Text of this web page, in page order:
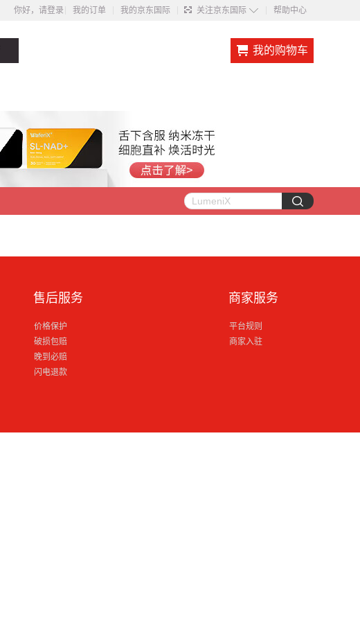
你好，请登录 我的订单 我的京东国际 关注京东国际 ◇ 帮助中心
我的购物车
售后服务
价格保护
破损包赔
晚到必赔
闪电退款
商家服务
平台规则
商家入驻